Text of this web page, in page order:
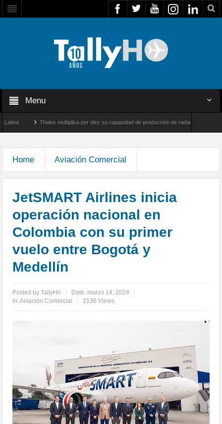
Menu
Thales multiplica por diez su capacidad de producción de radares en Brasil
Home Aviación Comercial
JetSMART Airlines inicia
operación nacional en
Colombia con su primer
vuelo entre Bogotá y
Medellín
Posted byTallyHo Date: marzo 14, 2024
in:Aviación Comercial 2136 Views